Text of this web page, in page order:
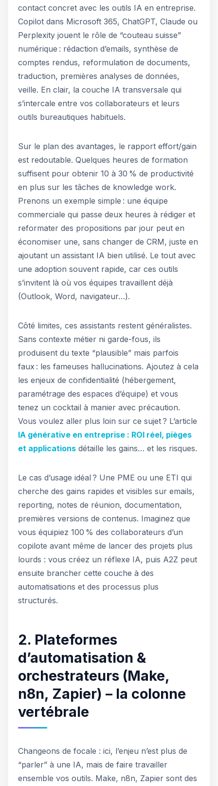
contact concret avec les outils IA en entreprise.
Copilot dans Microsoft 365, ChatGPT, Claude ou
Perplexity jouent le rôle de “couteau suisse”
numérique : rédaction d’emails, synthèse de
comptes rendus, reformulation de documents,
traduction, premières analyses de données,
veille. En clair, la couche IA transversale qui
s’intercale entre vos collaborateurs et leurs
outils bureautiques habituels.
Sur le plan des avantages, le rapport effort/gain
est redoutable. Quelques heures de formation
suffisent pour obtenir 10 à 30 % de productivité
en plus sur les tâches de knowledge work.
Prenons un exemple simple : une équipe
commerciale qui passe deux heures à rédiger et
reformater des propositions par jour peut en
économiser une, sans changer de CRM, juste en
ajoutant un assistant IA bien utilisé. Le tout avec
une adoption souvent rapide, car ces outils
s’invitent là où vos équipes travaillent déjà
(Outlook, Word, navigateur…).
Côté limites, ces assistants restent généralistes.
Sans contexte métier ni garde-fous, ils
produisent du texte “plausible” mais parfois
faux : les fameuses hallucinations. Ajoutez à cela
les enjeux de confidentialité (hébergement,
paramétrage des espaces d’équipe) et vous
tenez un cocktail à manier avec précaution.
Vous voulez aller plus loin sur ce sujet ? L’article
IA générative en entreprise : ROI réel, pièges
et applications détaille les gains… et les risques.
Le cas d’usage idéal ? Une PME ou une ETI qui
cherche des gains rapides et visibles sur emails,
reporting, notes de réunion, documentation,
premières versions de contenus. Imaginez que
vous équipiez 100 % des collaborateurs d’un
copilote avant même de lancer des projets plus
lourds : vous créez un réflexe IA, puis A2Z peut
ensuite brancher cette couche à des
automatisations et des processus plus
structurés.
2. Plateformes
d’automatisation &
orchestrateurs (Make,
n8n, Zapier) – la colonne
vertébrale
Changeons de focale : ici, l’enjeu n’est plus de
“parler” à une IA, mais de faire travailler
ensemble vos outils. Make, n8n, Zapier sont des